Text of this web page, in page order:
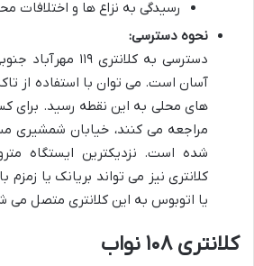
رسیدگی به نزاع ها و اختلافات
نحوه دسترسی:
دسترسی به کلانتری
آسان است. می توان با استفاده از
های محلی به این نقطه رسید. برای
مراجعه می کنند، خیابان شمشیری
شده است. نزدیکترین ایستگاه
کلانتری نیز می تواند بریانک یا
یا اتوبوس به این کلانتری متصل می
کلانتری ۱۰۸ نواب